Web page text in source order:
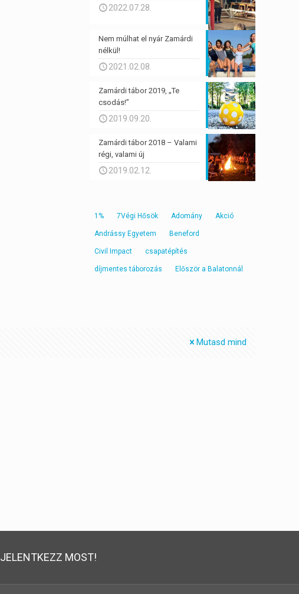
2022.07.28.
Nem múlhat el nyár Zamárdi
nélkül!
2021.02.08.
Zamárdi tábor 2019, „Te
csodás!”
2019.09.20.
Zamárdi tábor 2018 – Valami
régi, valami új
2019.02.12.
1% 7Végi Hősök Adomány Akció
Andrássy Egyetem Beneford
Civil Impact csapatépítés
díjmentes táborozás Először a Balatonnál
Mutasd mind
JELENTKEZZ MOST!